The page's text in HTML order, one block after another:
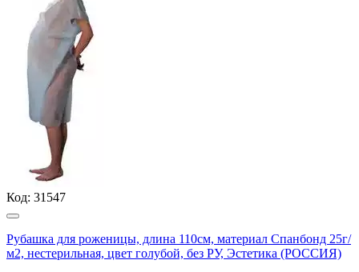
Код: 31547
Рубашка для роженицы, длина 110см, материал Спанбонд 25г/
м2, нестерильная, цвет голубой, без РУ, Эстетика (РОССИЯ)